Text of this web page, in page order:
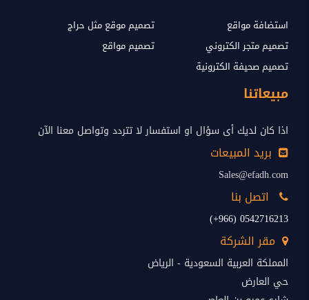
استضافة مواقع
تصميم موقع مثل حراج
تصميم متجر الكتروني
تصميم مواقع
تصميم صحيفة الكترونية
مبيعاتنا
اذا كان لديك أى سؤال او استفسار لا تتردد وتواصل معنا الآن
بريد المبيعات
Sales@efadh.com
اتصل بنا
0542716213 (966+)
مقر الشركة
المملكة العربية السعودية - الرياض
حي العارض